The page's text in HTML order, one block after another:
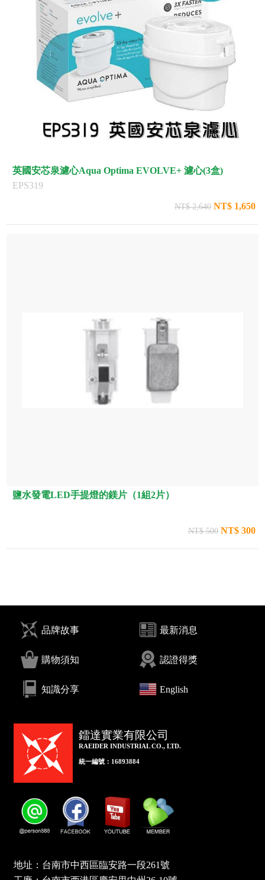
英國安芯泉濾心Aqua Optima EVOLVE+ 濾心(3盒)
EPS319
NT$ 2,640 NT$ 1,650
鹽水發電LED手提燈的鎂片（1組2片）
NT$ 500 NT$ 300
品牌故事 最新消息
購物須知 認證得獎
知識分享 English
鐳達實業有限公司
RAEIDER INDUSTRIAL CO., LTD.
統一編號：16893884
地址：台南市中西區臨安路一段261號